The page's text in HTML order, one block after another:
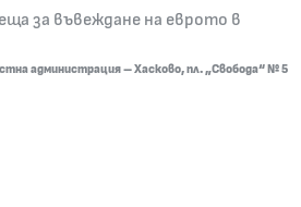
за въвеждане на еврото в
„Марица“, Областна
администрация – Хасково, пл. „Свобода“ № 5